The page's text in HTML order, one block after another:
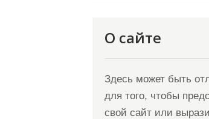
О сайте
Здесь может быть
для того, чтобы
свой сайт или